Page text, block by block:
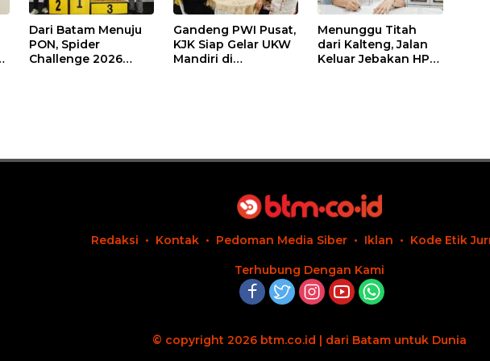
Dari Batam Menuju
PON, Spider
Challenge 2026
Gandeng PWI Pusat,
KJK Siap Gelar UKW
Mandiri di
Menunggu Titah
dari Kalteng, Jalan
Keluar Jebakan HPM
Redaksi Kontak Pedoman Media Siber Iklan Kode Etik
Terhubung Dengan Kami
© copyright 2026 btm.co.id | dari Batam untuk Dunia